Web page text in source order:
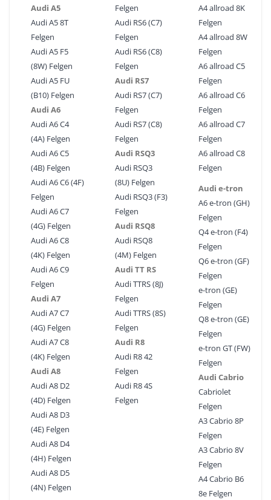
Audi A5
Audi A5 8T
Felgen
Audi A5 F5
(8W) Felgen
Audi A5 FU
(B10) Felgen
Audi A6
Audi A6 C4
(4A) Felgen
Audi A6 C5
(4B) Felgen
Audi A6 C6 (4F)
Felgen
Audi A6 C7
(4G) Felgen
Audi A6 C8
(4K) Felgen
Audi A6 C9
Felgen
Audi A7
Audi A7 C7
(4G) Felgen
Audi A7 C8
(4K) Felgen
Audi A8
Audi A8 D2
(4D) Felgen
Audi A8 D3
(4E) Felgen
Audi A8 D4
(4H) Felgen
Audi A8 D5
(4N) Felgen
Felgen
Audi RS6 (C7)
Felgen
Audi RS6 (C8)
Felgen
Audi RS7
Audi RS7 (C7)
Felgen
Audi RS7 (C8)
Felgen
Audi RSQ3
Audi RSQ3
(8U) Felgen
Audi RSQ3 (F3)
Felgen
Audi RSQ8
Audi RSQ8
(4M) Felgen
Audi TT RS
Audi TTRS (8J)
Felgen
Audi TTRS (8S)
Felgen
Audi R8
Audi R8 42
Felgen
Audi R8 4S
Felgen
A4 allroad 8K
Felgen
A4 allroad 8W
Felgen
A6 allroad C5
Felgen
A6 allroad C6
Felgen
A6 allroad C7
Felgen
A6 allroad C8
Felgen
Audi e-tron
A6 e-tron (GH)
Felgen
Q4 e-tron (F4)
Felgen
Q6 e-tron (GF)
Felgen
e-tron (GE)
Felgen
Q8 e-tron (GE)
Felgen
e-tron GT (FW)
Felgen
Audi Cabrio
Cabriolet
Felgen
A3 Cabrio 8P
Felgen
A3 Cabrio 8V
Felgen
A4 Cabrio B6
8e Felgen